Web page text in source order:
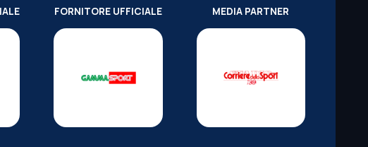
FORNITORE UFFICIALE MEDIA PARTNER